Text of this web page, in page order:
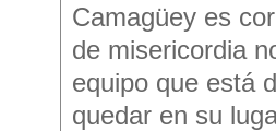
Camagüey es
de misericordia
equipo que está
quedar en su